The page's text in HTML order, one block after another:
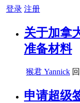
登录 注册
关于加拿
准备材料
猴君 Yannick
申请超级